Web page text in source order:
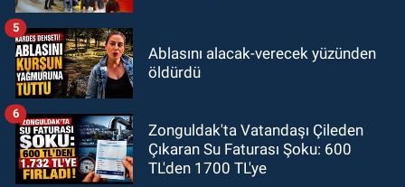
Ablasını alacak-verecek yüzünden
öldürdü
5
Zonguldak'ta Vatandaşı Çileden
Çıkaran Su Faturası Şoku: 600
TL'den 1700 TL'ye
6